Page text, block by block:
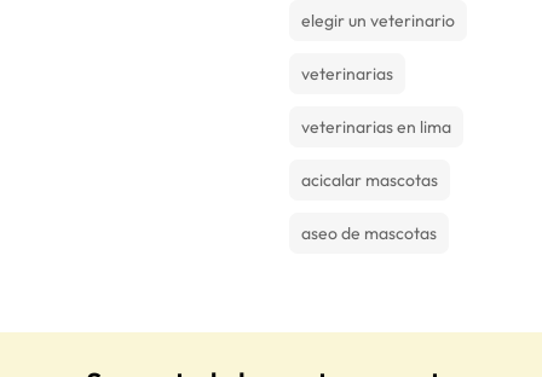
elegir un veterinario
veterinarias
veterinarias en lima
acicalar mascotas
aseo de mascotas